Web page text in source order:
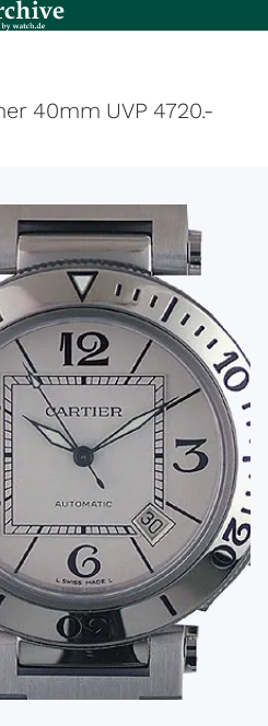
40mm UVP 4720.-